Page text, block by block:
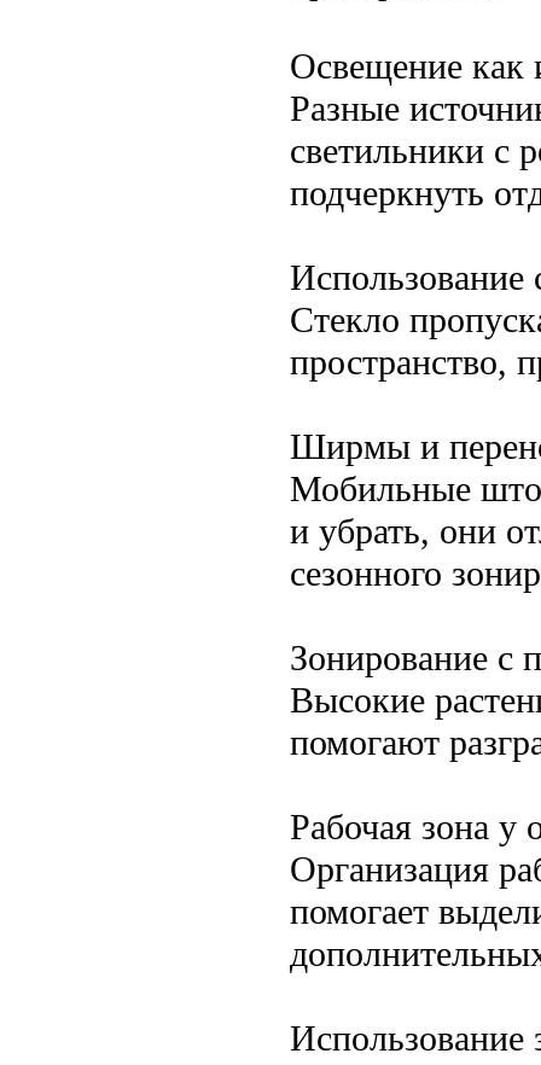
Освещение как
Разные
светильники с
подчеркнуть
Использование
Стекло
пространство,
Ширмы и
Мобильные
и убрать, они
сезонного
Зонирование с
Высокие
помогают
Рабочая зона у
Организация
помогает
Использование